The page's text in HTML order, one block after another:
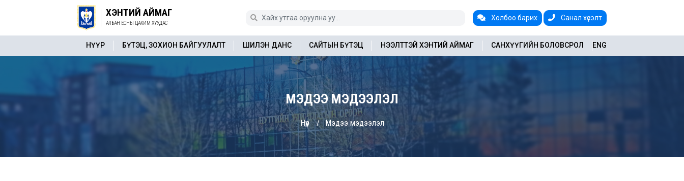
Холбоо барих Санал хүсэлт
ХЭНТИЙ АЙМАГ
АЛБАН ЁСНЫ ЦАХИМ ХУУДАС
ENG
НҮҮР БҮТЭЦ, ЗОХИОН БАЙГУУЛАЛТ ШИЛЭН ДАНС САЙТЫН БҮТЭЦ НЭЭЛТТЭЙ ХЭНТИЙ АЙМАГ САНХҮҮГИЙН БОЛОВСРОЛ
МЭДЭЭ МЭДЭЭЛЭЛ
Нүүр Мэдээ мэдээлэл